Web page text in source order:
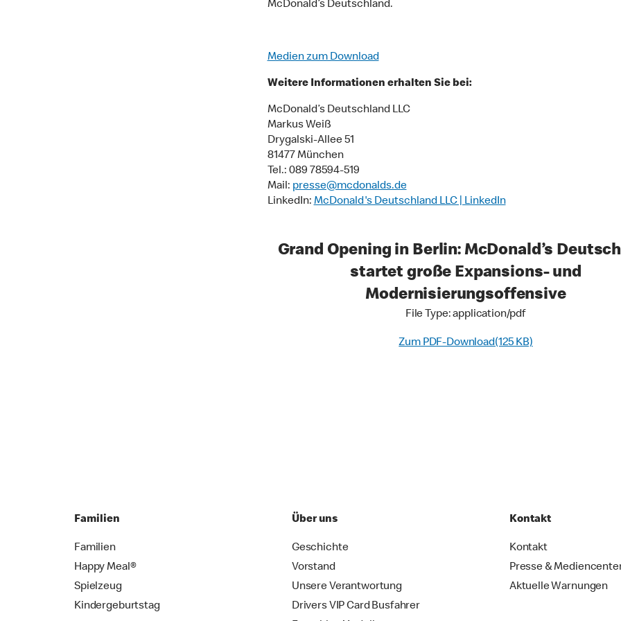
McDonald’s Deutschland.
Medien zum Download
Weitere Informationen erhalten Sie bei:
McDonald’s Deutschland LLC
Markus Weiß
Drygalski-Allee 51
81477 München
Tel.: 089 78594-519
Mail: presse@mcdonalds.de
LinkedIn: McDonald's Deutschland LLC | LinkedIn
Grand Opening in Berlin: McDonald’s
startet große Expansions- und
Modernisierungsoffensive
File Type: application/pdf
Zum PDF-Download(125 KB)
Familien
Familien
Happy Meal®
Spielzeug
Kindergeburtstag
Über uns
Geschichte
Vorstand
Unsere Verantwortung
Drivers VIP Card Busfahrer
Kontakt
Kontakt
Presse &
Aktuelle Warnungen